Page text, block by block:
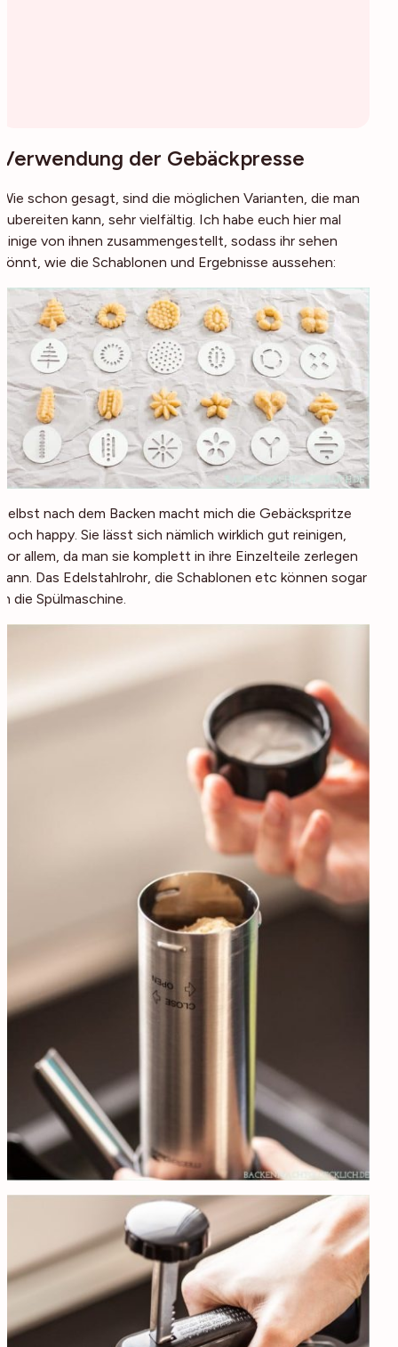
Verwendung der Gebäckpresse
Wie schon gesagt, sind die möglichen Varianten, die man
zubereiten kann, sehr vielfältig. Ich habe euch hier mal
einige von ihnen zusammengestellt, sodass ihr sehen
könnt, wie die Schablonen und Ergebnisse aussehen:
Selbst nach dem Backen macht mich die Gebäckspritze
noch happy. Sie lässt sich nämlich wirklich gut reinigen,
vor allem, da man sie komplett in ihre Einzelteile zerlegen
kann. Das Edelstahlrohr, die Schablonen etc können sogar
in die Spülmaschine.